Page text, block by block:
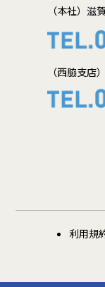
（本社）滋
（西脇支店）
利用規